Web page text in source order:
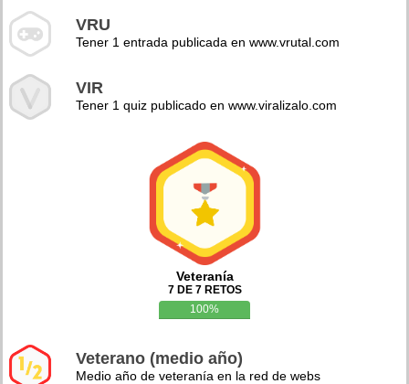
VRU
Tener 1 entrada publicada en www.vrutal.com
VIR
Tener 1 quiz publicado en www.viralizalo.com
Veteranía
7 DE 7 RETOS
100%
Veterano (medio año)
Medio año de veteranía en la red de webs